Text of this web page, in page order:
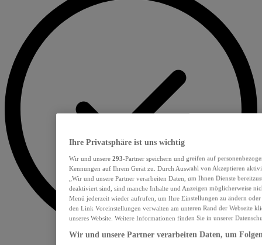
Ihre Privatsphäre ist uns wichtig
Wir und unsere 293-Partner speichern und greifen auf
Kennungen auf Ihrem Gerät zu. Durch Auswahl von Akzeptieren
„Wir und unsere Partner verarbeiten Daten, um Ihnen Dienste
deaktiviert sind, sind manche Inhalte und Anzeigen möglicherweise
Menü jederzeit wieder aufrufen, um Ihre Einstellungen zu ändern
den Link Voreinstellungen verwalten am unteren Rand der Webseite
unseres Website. Weitere Informationen finden Sie in unserer
Wir und unsere Partner verarbeiten Daten, um